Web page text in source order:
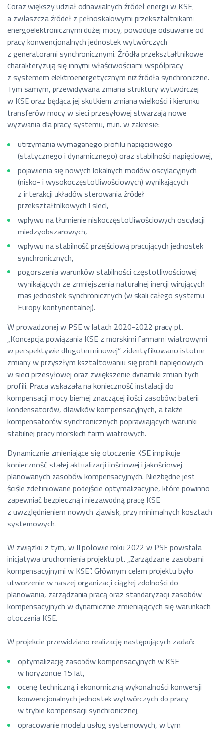
Coraz większy udział odnawialnych źródeł energii w KSE,
a zwłaszcza źródeł z pełnoskalowymi przekształtnikami
energoelektronicznymi dużej mocy, powoduje odsuwanie od
pracy konwencjonalnych jednostek wytwórczych
z generatorami synchronicznymi. Źródła przekształtnikowe
charakteryzują się innymi właściwościami współpracy
z systemem elektroenergetycznym niż źródła synchroniczne.
Tym samym, przewidywana zmiana struktury wytwórczej
w KSE oraz będąca jej skutkiem zmiana wielkości i kierunku
transferów mocy w sieci przesyłowej stwarzają nowe
wyzwania dla pracy systemu, m.in. w zakresie:
utrzymania wymaganego profilu napięciowego
(statycznego i dynamicznego) oraz stabilności napięciowej,
pojawienia się nowych lokalnych modów oscylacyjnych
(nisko- i wysokoczęstotliwościowych) wynikających
z interakcji układów sterowania źródeł
przekształtnikowych i sieci,
wpływu na tłumienie niskoczęstotliwościowych oscylacji
miedzyobszarowych,
wpływu na stabilność przejściową pracujących jednostek
synchronicznych,
pogorszenia warunków stabilności częstotliwościowej
wynikających ze zmniejszenia naturalnej inercji wirujących
mas jednostek synchronicznych (w skali całego systemu
Europy kontynentalnej).
W prowadzonej w PSE w latach 2020-2022 pracy pt.
„Koncepcja powiązania KSE z morskimi farmami wiatrowymi
w perspektywie długoterminowej” zidentyfikowano istotne
zmiany w przyszłym kształtowaniu się profili napięciowych
w sieci przesyłowej oraz zwiększenie dynamiki zmian tych
profili. Praca wskazała na konieczność instalacji do
kompensacji mocy biernej znaczącej ilości zasobów: baterii
kondensatorów, dławików kompensacyjnych, a także
kompensatorów synchronicznych poprawiających warunki
stabilnej pracy morskich farm wiatrowych.
Dynamicznie zmieniające się otoczenie KSE implikuje
konieczność stałej aktualizacji ilościowej i jakościowej
planowanych zasobów kompensacyjnych. Niezbędne jest
ściśle zdefiniowane podejście optymalizacyjne, które powinno
zapewniać bezpieczną i niezawodną pracę KSE
z uwzględnieniem nowych zjawisk, przy minimalnych kosztach
systemowych.
W związku z tym, w II połowie roku 2022 w PSE powstała
inicjatywa uruchomienia projektu pt. „Zarządzanie zasobami
kompensacyjnymi w KSE”. Głównym celem projektu było
utworzenie w naszej organizacji ciągłej zdolności do
planowania, zarządzania pracą oraz standaryzacji zasobów
kompensacyjnych w dynamicznie zmieniających się warunkach
otoczenia KSE.
W projekcie przewidziano realizację następujących zadań:
optymalizację zasobów kompensacyjnych w KSE
w horyzoncie 15 lat,
ocenę techniczną i ekonomiczną wykonalności konwersji
konwencjonalnych jednostek wytwórczych do pracy
w trybie kompensacji synchronicznej,
opracowanie modelu usług systemowych, w tym